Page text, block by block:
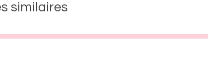
similaires